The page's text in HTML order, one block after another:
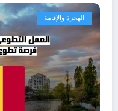
الهجرة والإقامة